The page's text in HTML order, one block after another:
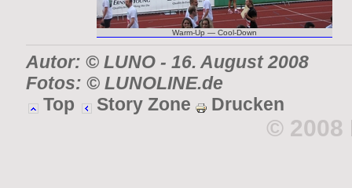
Warm-Up — Cool-Down
Autor: © LUNO- 16. August 2008
Fotos: © LUNOLINE.de
Top
Story Zone Drucken
© 2008